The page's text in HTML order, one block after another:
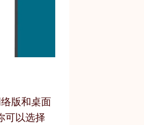
版和桌面
可以选择